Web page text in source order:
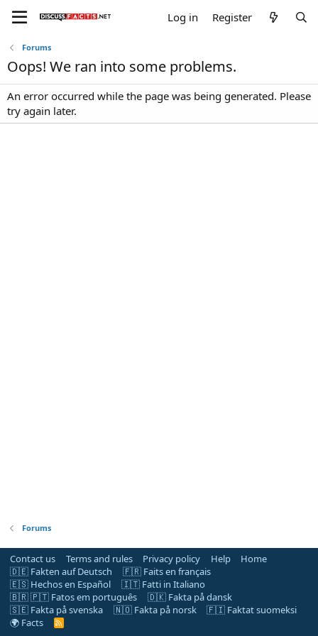
Log in Register
Forums
Oops! We ran into some problems.
An error occurred while the page was being generated. Please
try again later.
Forums
Contact us Terms and rules Privacy policy Help
Home
🇩🇪 Fakten auf Deutsch
🇫🇷 Faits en français
🇪🇸 Hechos en Español
🇮🇹 Fatti in Italiano
🇧🇷 🇵🇹 Fatos em português
🇩🇰 Fakta på dansk
🇸🇪 Fakta på svenska
🇳🇴 Fakta på norsk
🇫🇮 Faktat suomeksi
🌍 Facts
R